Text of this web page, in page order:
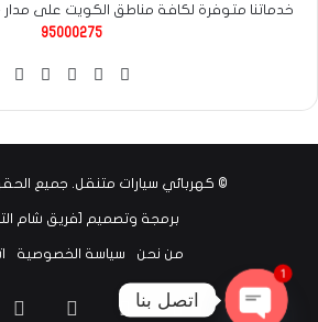
خدماتنا متوفرة لكافة مناطق الكويت على مدار 24 ساعة. للاتصال بالفني:
95000275
فيسبوك
‫X انستقرام
© كهربائي سيارات متنقل. جميع
برمجة وتصميم [فريق شام
من نحن سياسة الخصوصية
فيسبوك
‫X انستقرام اتصل بنا
1